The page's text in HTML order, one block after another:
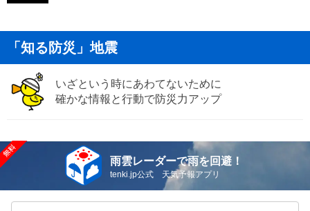
「知る防災」地震
いざという時にあわてないために
確かな情報と行動で防災力アップ
雨雲レーダーで雨を回避！
tenki.jp公式 天気予報アプリ